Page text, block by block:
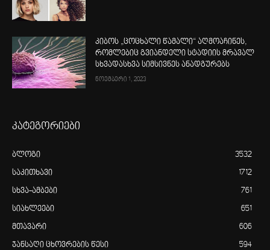
კიბოს „ცოცხალი წამალი“ აღმოაჩინეს,
რომლებიც გვიანდელი სტადიის მრავალ
სხვადასხვა სიმსივნეს ანადგურებს
ნოემბერი 1, 2023
კატეგორიები
ბლოგი 3532
საკითხავი 1712
სხვა-ამბები 761
სიახლეები 651
მთავარი 606
ჯანსაღი ცხოვრების წესი 594